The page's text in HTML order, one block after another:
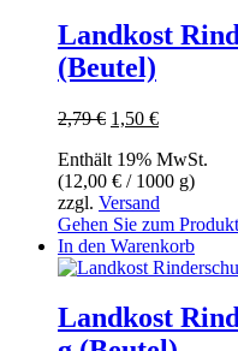
Landkost
(Beutel)
2,79€ Ursprünglicher
war:
2,79 €
1,50 €Aktueller
ist:
1,50 €.
Enthält 19% MwSt.
(12,00 € / 1000 g)
zzgl. Versand
Gehen Sie zum Produkt
In den Warenkorb
Landkost